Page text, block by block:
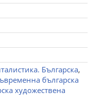
Българска,
българска
художествена